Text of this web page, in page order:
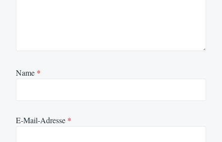
Name *
E-Mail-Adresse *